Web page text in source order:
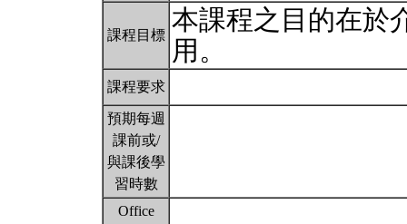
課程目標 本課程之目的在於
用。
課程要求
預期每週
課前或/
與課後學
習時數
Office